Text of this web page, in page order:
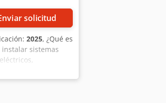
solicitud
2025, ¿Qué es
sistemas
extensas.
piloto que
controla la